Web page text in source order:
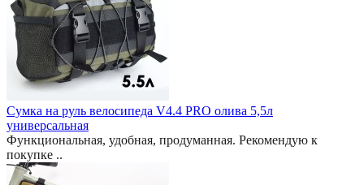
Сумка на руль велосипеда V4.4 PRO олива 5,5л
универсальная
Функциональная, удобная, продуманная. Рекомендую к
покупке ..